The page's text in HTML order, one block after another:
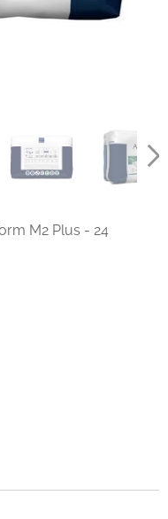
M2 Plus - 24